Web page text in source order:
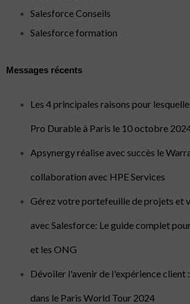
Salesforce Conseils
Salesforce formation
Messages récents
Les 4 principales raisons pour
Pro Durable à Paris le 10 octobre
Apsynergy réalise avec succès le
collaboration avec HPE Services
Gérez votre portefeuille de projets et
avec Salesforce: Le guide complet
et les ONG
Dévoiler l'avenir de l'expérience client
dans le Paris World Tour 2024